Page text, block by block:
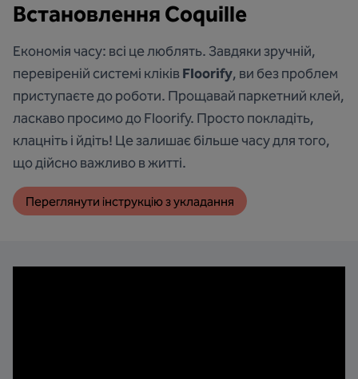
Встановлення Coquille
Економія часу: всі це люблять. Завдяки зручній,
перевіреній системі кліківFloorify, ви без проблем
приступаєте до роботи. Прощавай паркетний клей,
ласкаво просимо до Floorify. Просто покладіть,
клацніть і йдіть! Це залишає більше часу для того,
що дійсно важливо в житті.
Переглянути інструкцію з укладання